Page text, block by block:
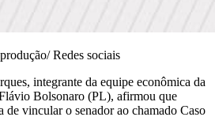
Redes sociais
integrante da equipe econômica da
Bolsonaro (PL), afirmou que
de vincular o senador ao chamado Caso